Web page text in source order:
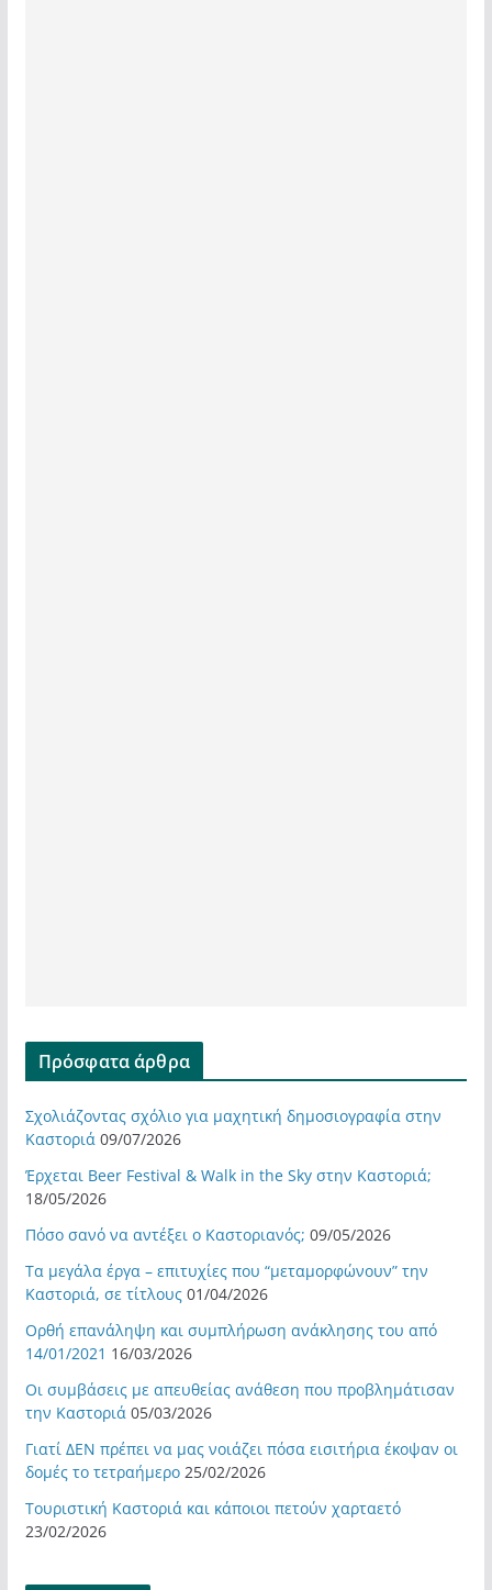
Πρόσφατα άρθρα
Σχολιάζοντας σχόλιο για μαχητική δημοσιογραφία στην
Καστοριά 09/07/2026
Έρχεται Beer Festival & Walk in the Sky στην Καστοριά;
18/05/2026
Πόσο σανό να αντέξει ο Καστοριανός; 09/05/2026
Τα μεγάλα έργα – επιτυχίες που “μεταμορφώνουν” την
Καστοριά, σε τίτλους 01/04/2026
Ορθή επανάληψη και συμπλήρωση ανάκλησης του από
14/01/2021 16/03/2026
Οι συμβάσεις με απευθείας ανάθεση που προβλημάτισαν
την Καστοριά 05/03/2026
Γιατί ΔΕΝ πρέπει να μας νοιάζει πόσα εισιτήρια έκοψαν οι
δομές το τετραήμερο 25/02/2026
Τουριστική Καστοριά και κάποιοι πετούν χαρταετό
23/02/2026